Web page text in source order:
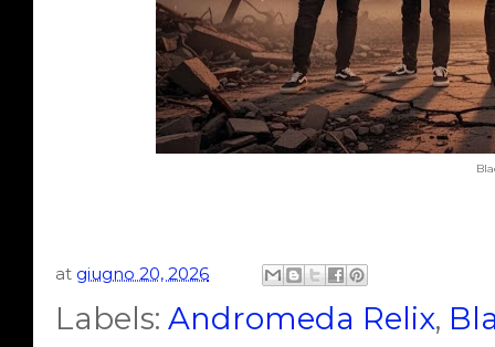
at giugno 20, 2026
Labels: Andromeda Relix,